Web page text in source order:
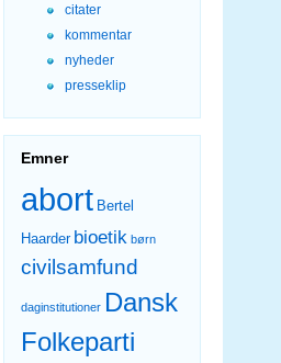
citater
kommentar
nyheder
presseklip
Emner
abort Bertel
Haarder bioetik børn
civilsamfund
daginstitutioner Dansk
Folkeparti